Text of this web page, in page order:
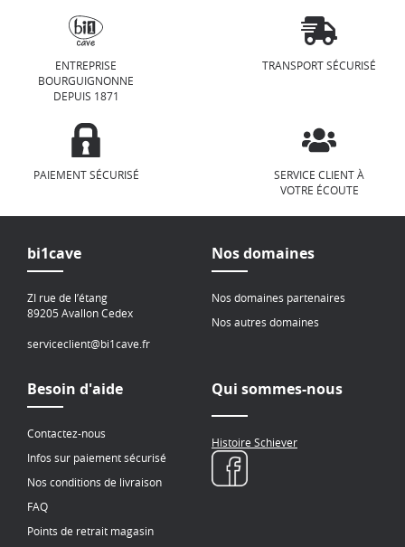
ENTREPRISE
BOURGUIGNONNE
DEPUIS 1871
TRANSPORT SÉCURISÉ
PAIEMENT SÉCURISÉ
SERVICE CLIENT À
VOTRE ÉCOUTE
bi1cave
ZI rue de l’étang
89205 Avallon Cedex
serviceclient@bi1cave.fr
Nos domaines
Nos domaines partenaires
Nos autres domaines
Besoin d'aide
Contactez-nous
Infos sur paiement sécurisé
Nos conditions de livraison
FAQ
Points de retrait magasin
Qui sommes-nous
Histoire Schiever